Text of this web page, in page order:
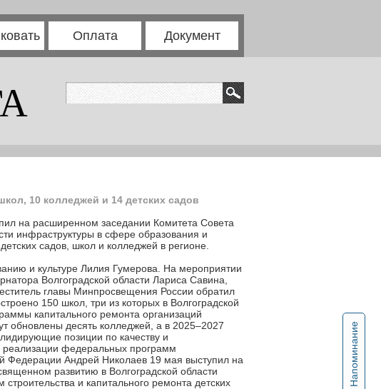
Оплата Документ
Напоминание
10 колледжей и 14 детских садов
на расширенном заседании Комитета Совета
инфраструктуры в сфере образования и
садов, школ и колледжей в регионе.
и культуре Лилия Гумерова. На мероприятии
Волгоградской области Лариса Савина,
главы Минпросвещения России обратил
150 школ, три из которых в Волгоградской
капитального ремонта организаций
обновлены десять колледжей, а в 2025–2027
позиции по качеству и
реализации федеральных программ
Федерации Андрей Николаев 19 мая выступил на
развитию в Волгоградской области
и капитального ремонта детских